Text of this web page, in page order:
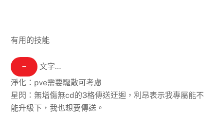
有用的技能
−
文字…
淨化：pve需要驅散可考慮
星閃：無增傷無cd的3格傳送迂迴，利昂表示我專屬能不
能升級下，我也想要傳送。